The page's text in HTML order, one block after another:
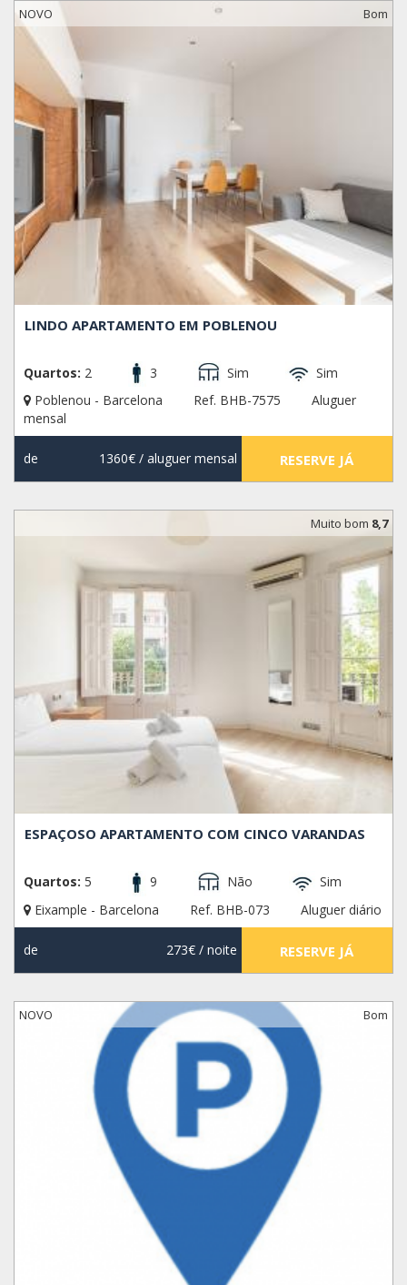
NOVO Bom
LINDO APARTAMENTO EM POBLENOU
Quartos: 2 3 Sim
Sim
Poblenou - Barcelona
Ref. BHB-7575
Aluguer
mensal
de 1360€/ aluguer mensal RESERVE JÁ
Muito bom 8,7
ESPAÇOSO APARTAMENTO COM CINCO VARANDAS
Quartos: 5 9 Não
Sim
Eixample - Barcelona
Ref. BHB-073 Aluguer diário
de 273€/ noite RESERVE JÁ
NOVO Bom